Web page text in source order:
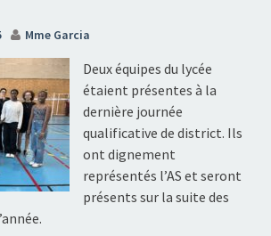
Mme Garcia
Deux équipes du lycée
étaient présentes à la
dernière journée
qualificative de district. Ils
ont dignement
représentés l’AS et seront
présents sur la suite des